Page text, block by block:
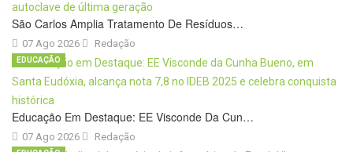
São Carlos Amplia Tratamento De Resíduos…
07 Ago 2026 Redação
Educação Em Destaque: EE Visconde Da Cun…
07 Ago 2026
EDUCAÇÃO
Redação